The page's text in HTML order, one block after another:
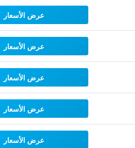
عرض الأسعار
عرض الأسعار
عرض الأسعار
عرض الأسعار
عرض الأسعار